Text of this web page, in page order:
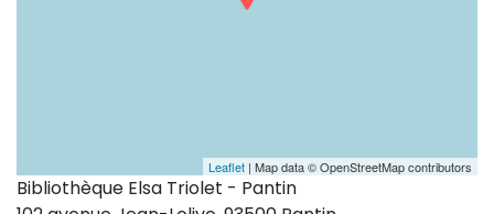
Leaflet | Map data © OpenStreetMap contributors
Bibliothèque Elsa Triolet - Pantin